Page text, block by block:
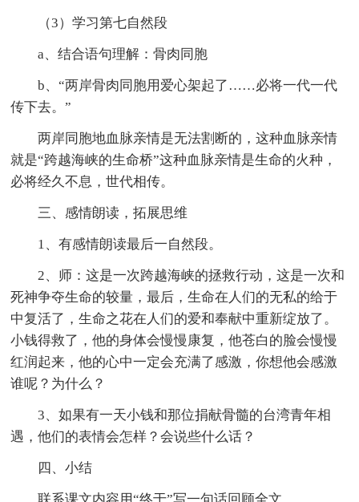
（3）学习第七自然段
a、结合语句理解：骨肉同胞
b、“两岸骨肉同胞用爱心架起了……必将一代一代
传下去。”
两岸同胞地血脉亲情是无法割断的，这种血脉亲情
就是“跨越海峡的生命桥”这种血脉亲情是生命的火种，
必将经久不息，世代相传。
三、感情朗读，拓展思维
1、有感情朗读最后一自然段。
2、师：这是一次跨越海峡的拯救行动，这是一次和
死神争夺生命的较量，最后，生命在人们的无私的给于
中复活了，生命之花在人们的爱和奉献中重新绽放了。
小钱得救了，他的身体会慢慢康复，他苍白的脸会慢慢
红润起来，他的心中一定会充满了感激，你想他会感激
谁呢？为什么？
3、如果有一天小钱和那位捐献骨髓的台湾青年相
遇，他们的表情会怎样？会说些什么话？
四、小结
联系课文内容用“终于”写一句话回顾全文